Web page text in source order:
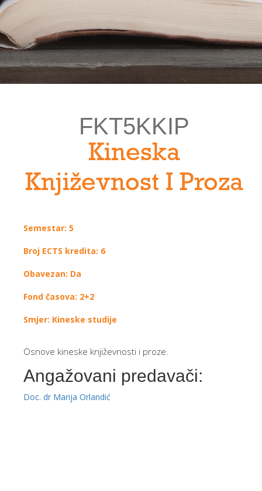
FKT5KKIP
Kineska
Književnost I Proza
Semestar: 5
Broj ECTS kredita: 6
Obavezan: Da
Fond časova: 2+2
Smjer: Kineske studije
Osnove kineske književnosti i proze.
Angažovani predavači:
Doc. dr Marija Orlandić